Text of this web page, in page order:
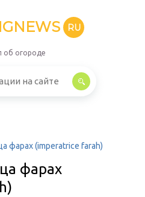
RU
об огороде
фарах (imperatrice farah)
фарах